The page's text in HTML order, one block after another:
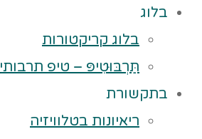
בלוג
בלוג קריקטורות
תַּרְבּוּטִיפּ – טיפ תרבותי
בתקשורת
ריאיונות בטלוויזיה